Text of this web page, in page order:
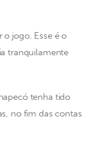
o jogo. Esse é o
tranquilamente
tenha tido
no fim das contas